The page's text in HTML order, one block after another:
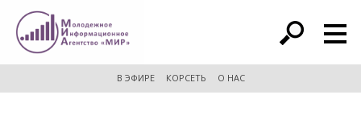
расширенный поиск
В ЭФИРЕ КОРСЕТЬ О НАС